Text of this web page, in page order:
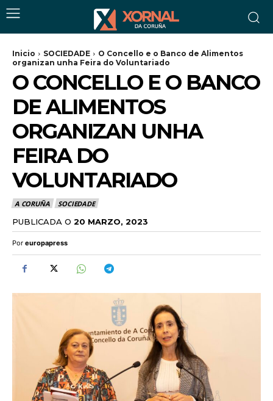
Inicio SOCIEDADE
O Concello e o Banco de Alimentos
organizan unha Feira do Voluntariado
O CONCELLO E O BANCO
DE ALIMENTOS
ORGANIZAN UNHA
FEIRA DO
VOLUNTARIADO
A CORUÑA SOCIEDADE
PUBLICADA O 20 MARZO, 2023
Por europapress